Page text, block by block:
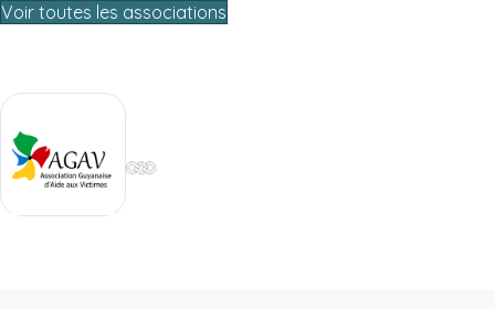
Voir toutes les associations